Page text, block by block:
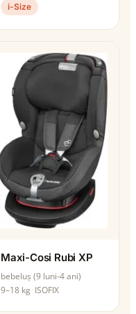
i-Size
Maxi-Cosi Rubi XP
bebeluș (9 luni-4 ani)
9–18 kg ISOFIX